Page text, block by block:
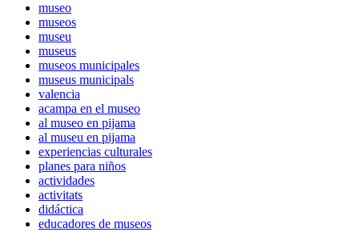
museo
museos
museu
museus
museos municipales
museus municipals
valencia
acampa en el museo
al museo en pijama
al museu en pijama
experiencias culturales
planes para niños
actividades
activitats
didáctica
educadores de museos